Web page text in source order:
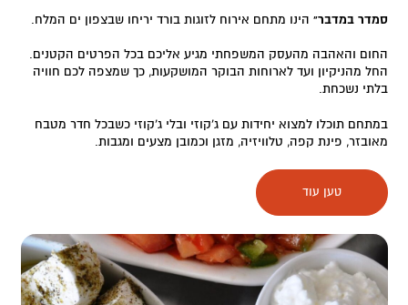
סמדר במדבר" הינו מתחם אירוח לזוגות בורד יריחו שבצפון ים המלח.
החום והאהבה מהעסק המשפחתי מגיע אליכם בכל הפרטים הקטנים.
החל מהניקיון ועד לארוחות הבוקר המושקעות, כך שמצפה לכם חוויה
בלתי נשכחת.
במתחם תוכלו למצוא יחידות עם ג'קוזי ובלי ג'קוזי כשבכל חדר מטבח
מאובזר, פינת קפה, טלוויזיה, מזגן וכמובן מצעים ומגבות.
ליד כל יחידה מרפסת עם פינת ישיבה, פינת "על האש" ומדשאה
מרכזית עם ערסל.
טען עוד